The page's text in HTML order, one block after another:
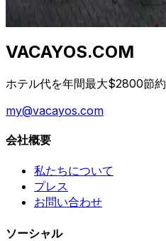
2026年4月23日
VACAYOS.COM
ホテル代を年間最大$2800節約
my@vacayos.com
会社概要
私たちについて
プレス
お問い合わせ
ソーシャル